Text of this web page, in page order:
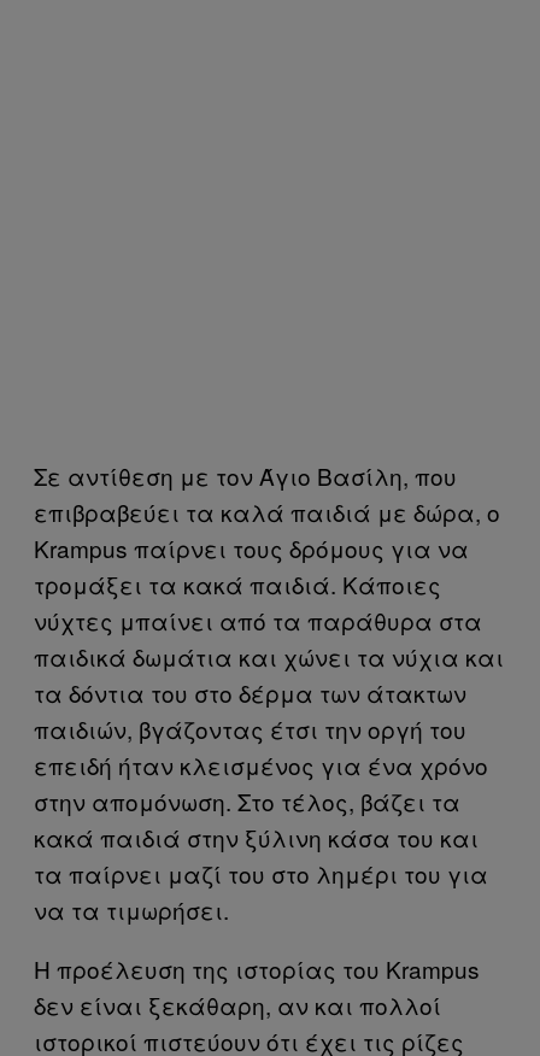
Σε αντίθεση με τον Άγιο Βασίλη, που
επιβραβεύει τα καλά παιδιά με δώρα, ο
Krampus παίρνει τους δρόμους για να
τρομάξει τα κακά παιδιά. Κάποιες
νύχτες μπαίνει από τα παράθυρα στα
παιδικά δωμάτια και χώνει τα νύχια και
τα δόντια του στο δέρμα των άτακτων
παιδιών, βγάζοντας έτσι την οργή του
επειδή ήταν κλεισμένος για ένα χρόνο
στην απομόνωση. Στο τέλος, βάζει τα
κακά παιδιά στην ξύλινη κάσα του και
τα παίρνει μαζί του στο λημέρι του για
να τα τιμωρήσει.
Η προέλευση της ιστορίας του Krampus
δεν είναι ξεκάθαρη, αν και πολλοί
ιστορικοί πιστεύουν ότι έχει τις ρίζες